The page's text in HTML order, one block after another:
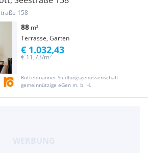
158
88 m²
Terrasse, Garten
Rottenmanner Siedlungsgenossenschaft
gemeinnützige eGen m. b. H.
€ 11,73/m²
€ 1.032,43